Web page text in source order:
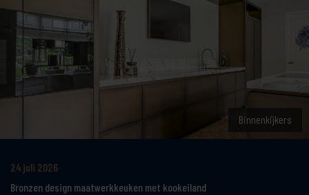
Binnenkijkers
24 juli 2026
Bronzen design maatwerkkeuken met kookeiland